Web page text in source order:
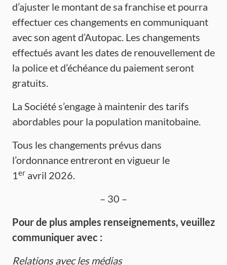
d’ajuster le montant de sa franchise et pourra
effectuer ces changements en communiquant
avec son agent d’Autopac. Les changements
effectués avant les dates de renouvellement de
la police et d’échéance du paiement seront
gratuits.
La Société s’engage à maintenir des tarifs
abordables pour la population manitobaine.
Tous les changements prévus dans
l’ordonnance entreront en vigueur le
1er avril 2026.
– 30 –
Pour de plus amples renseignements, veuillez
communiquer avec :
Relations avec les médias